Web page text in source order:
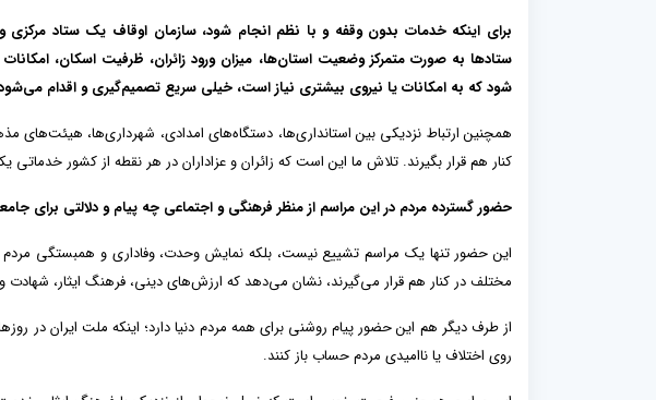
برای اینکه خدمات بدون وقفه و با نظم انجام شود، سازمان اوقاف یک ستاد
ستادها به صورت متمرکز وضعیت استان‌ها، میزان ورود زائران، ظرفیت اسکان،
شود که به امکانات یا نیروی بیشتری نیاز است، خیلی سریع تصمیم‌گیری و اقدام
همچنین ارتباط نزدیکی بین استانداری‌ها، دستگاه‌های امدادی، شهرداری‌ها، هیئت‌های
کنار هم قرار بگیرند. تلاش ما این است که زائران و عزاداران در هر نقطه از کشور خدماتی
حضور گسترده مردم در این مراسم از منظر فرهنگی و اجتماعی چه پیام و دلالتی برای
این حضور تنها یک مراسم تشییع نیست، بلکه نمایش وحدت، وفاداری و همبستگی مردم
مختلف در کنار هم قرار می‌گیرند، نشان می‌دهد که ارزش‌های دینی، فرهنگ ایثار،
از طرف دیگر هم این حضور پیام روشنی برای همه مردم دنیا دارد؛ اینکه ملت ایران در
روی اختلاف یا ناامیدی مردم حساب باز کنند.